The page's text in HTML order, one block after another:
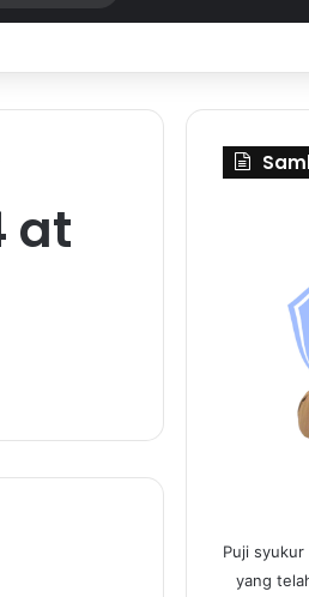
Borong Prestasi di Festival Borneo
at
Puji syukur
yang